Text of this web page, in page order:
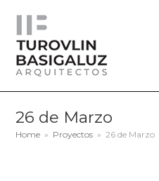
26 de Marzo
Home » Proyectos » 26 de Marzo